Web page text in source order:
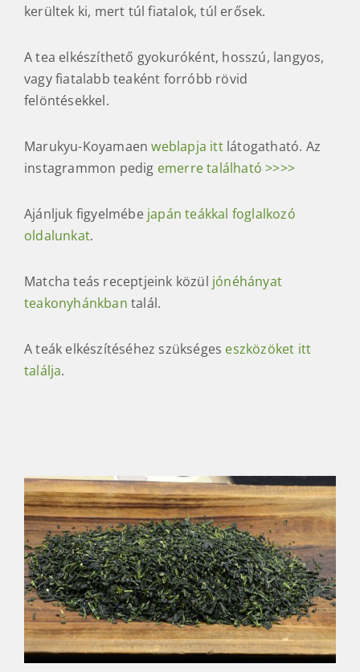
kerültek ki, mert túl fiatalok, túl erősek.
A tea elkészíthető gyokuróként, hosszú, langyos,
vagy fiatalabb teaként forróbb rövid
felöntésekkel.
Marukyu-Koyamaenweblapja ittlátogatható. Az
instagrammon pedig emerre található >>>>
Ajánljuk figyelmébejapán teákkal foglalkozó
oldalunkat.
Matcha teás receptjeink közül jónéhányat
teakonyhánkban talál.
At​eák elkészítéséhez szükséges eszközöket itt
találja.